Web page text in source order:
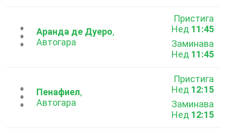
...Аранда де Дуеро,
Автогара
Пристига
Нед 11:45
Заминава
Нед 11:45
...Пенафиел,
Автогара
Пристига
Нед 12:15
Заминава
Нед 12:15